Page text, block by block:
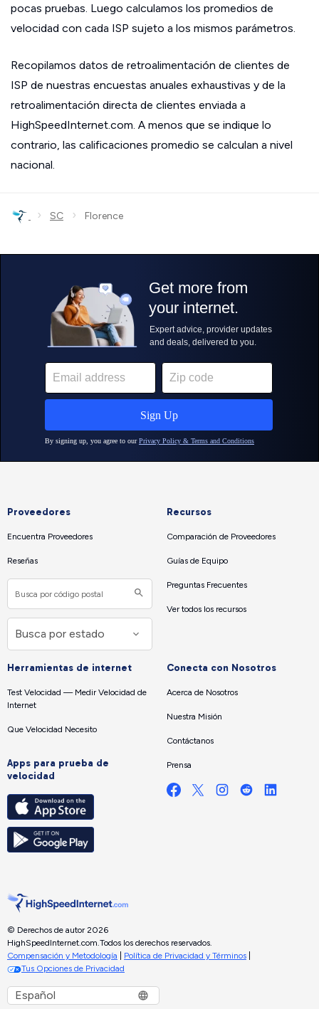
pocas pruebas. Luego calculamos los promedios de
velocidad con cada ISP sujeto a los mismos parámetros.
Recopilamos datos de retroalimentación de clientes de
ISP de nuestras encuestas anuales exhaustivas y de la
retroalimentación directa de clientes enviada a
HighSpeedInternet.com. A menos que se indique lo
contrario, las calificaciones promedio se calculan a nivel
nacional.
› SC › Florence
Proveedores
Encuentra Proveedores
Reseñas
Recursos
Comparación de Proveedores
Guías de Equipo
Preguntas Frecuentes
Ver todos los recursos
Herramientas de internet
Test Velocidad — Medir Velocidad de
Internet
Que Velocidad Necesito
Apps para prueba de
velocidad
Conecta con Nosotros
Acerca de Nosotros
Nuestra Misión
Contáctanos
Prensa
© Derechos de autor 2026
HighSpeedInternet.com.Todos los derechos reservados.
Compensación y Metodología
Política de Privacidad y Términos
Tus Opciones de Privacidad